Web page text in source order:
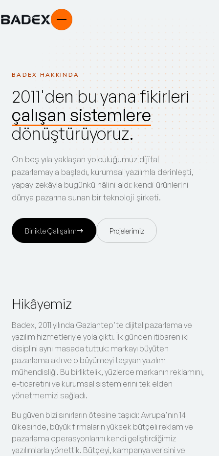
BADEX HAKKINDA
2011'den bu yana fikirleri
çalışan sistemlere
dönüştürüyoruz.
On beş yıla yaklaşan yolculuğumuz dijital
pazarlamayla başladı, kurumsal yazılımla derinleşti,
yapay zekâyla bugünkü hâlini aldı: kendi ürünlerini
dünya pazarına sunan bir teknoloji şirketi.
Birlikte Çalışalım Projelerimiz
Hikâyemiz
Badex, 2011 yılında Gaziantep'te dijital pazarlama ve
yazılım hizmetleriyle yola çıktı. İlk günden itibaren iki
disiplini aynı masada tuttuk: markayı büyüten
pazarlama aklı ve o büyümeyi taşıyan yazılım
mühendisliği. Bu birliktelik, yüzlerce markanın reklamını,
e-ticaretini ve kurumsal sistemlerini tek elden
yönetmemizi sağladı.
Bu güven bizi sınırların ötesine taşıdı: Avrupa'nın 14
ülkesinde, büyük firmaların yüksek bütçeli reklam ve
pazarlama operasyonlarını kendi geliştirdiğimiz
yazılımlarla yönettik. Bütçeyi, kampanya verisini ve